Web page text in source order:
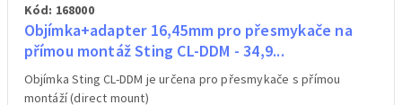
Kód: 168000
Objímka+adapter 16,45mm pro přesmykače na
přímou montáž Sting CL-DDM - 34,9...
Objímka Sting CL-DDM je určena pro přesmykače s přímou
montáží (direct mount)